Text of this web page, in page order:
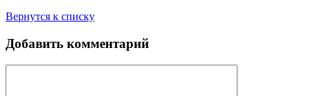
Вернутся к списку
Добавить комментарий